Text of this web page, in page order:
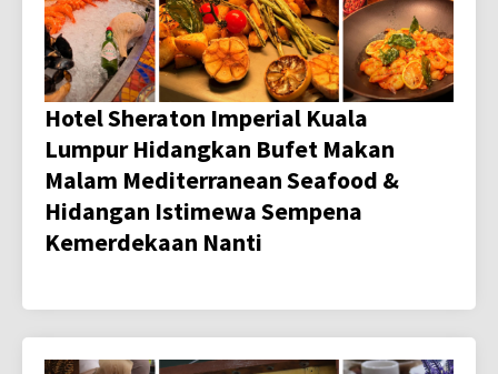
Hotel Sheraton Imperial Kuala
Lumpur Hidangkan Bufet Makan
Malam Mediterranean Seafood &
Hidangan Istimewa Sempena
Kemerdekaan Nanti